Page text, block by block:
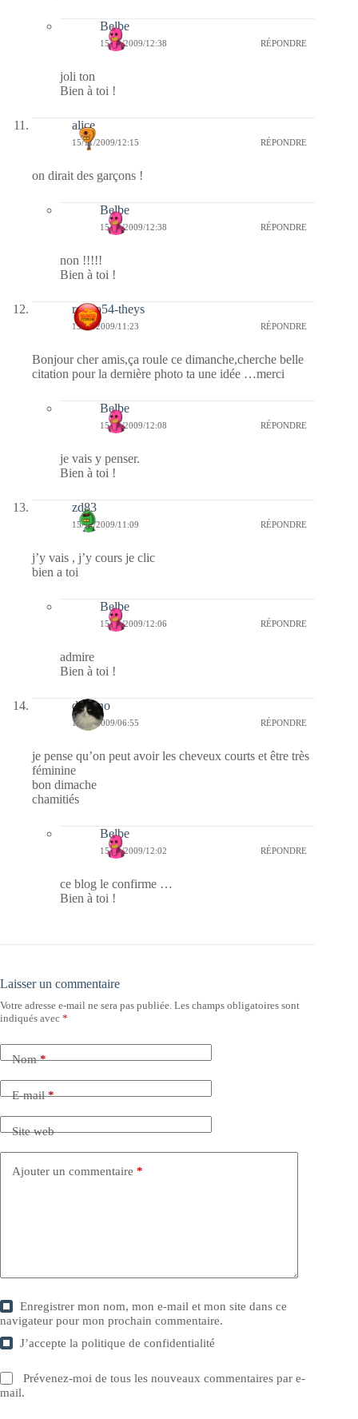
Belbe
15/11/2009/12:38 RÉPONDRE
joli ton
Bien à toi !
alice
15/11/2009/12:15 RÉPONDRE
on dirait des garçons !
Belbe
15/11/2009/12:38 RÉPONDRE
non !!!!!
Bien à toi !
rolero54-theys
15/11/2009/11:23 RÉPONDRE
Bonjour cher amis,ça roule ce dimanche,cherche belle
citation pour la dernière photo ta une idée …merci
Belbe
15/11/2009/12:08 RÉPONDRE
je vais y penser.
Bien à toi !
zd83
15/11/2009/11:09 RÉPONDRE
j’y vais , j’y cours je clic
bien a toi
Belbe
15/11/2009/12:06 RÉPONDRE
admire
Bien à toi !
domino
15/11/2009/06:55 RÉPONDRE
je pense qu’on peut avoir les cheveux courts et être très
féminine
bon dimache
chamitiés
Belbe
15/11/2009/12:02 RÉPONDRE
ce blog le confirme …
Bien à toi !
Laisser un commentaire
Votre adresse e-mail ne sera pas publiée. Les champs obligatoires sont
indiqués avec *
Nom*
E-mail*
Site web
Ajouter un commentaire *
Enregistrer mon nom, mon e-mail et mon site dans ce
navigateur pour mon prochain commentaire.
J’accepte lapolitique de confidentialité
Prévenez-moi de tous les nouveaux commentaires par e-
mail.